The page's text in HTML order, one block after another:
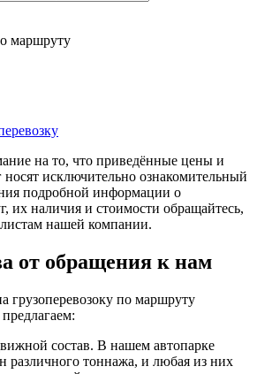
маршруту
на то, что приведённые цены и
носят исключительно ознакомительный
подробной информации о
их наличия и стоимости обращайтесь,
нашей компании.
от обращения к нам
грузоперевозоку по маршруту
состав. В нашем автопарке
различного тоннажа, и любая из них